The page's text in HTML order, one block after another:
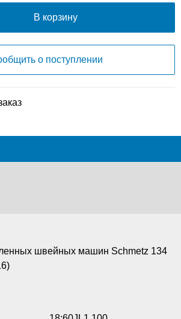
В корзину
о поступлении
швейных машин Schmetz 134